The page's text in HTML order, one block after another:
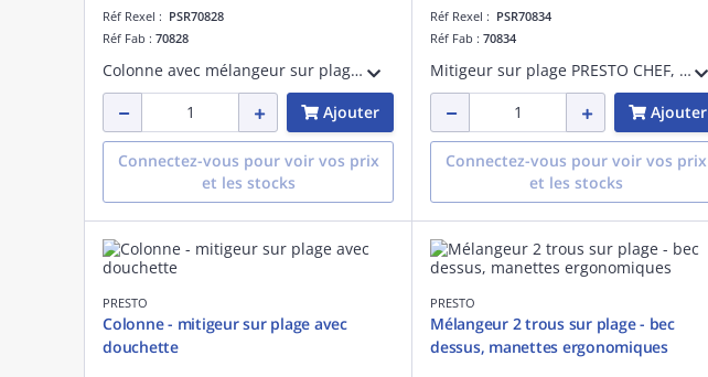
Réf Rexel : PSR70828
Réf Fab : 70828
Colonne avec mélangeur sur plage 2 trous, et douchette ergonomique 2 jets réglable. Hauteur de fixeation: 582 mm par rapport au corps. Support mural réglable. Tête céramique 1/4 de tour plein débit. Douchette 12L/Min à 3 bar. Bec lg 300 mm
Ajouter
Connectez-vous pour voir vos prix
et les stocks
Réf Rexel : PSR70834
Réf Fab : 70834
Mitigeur sur plage PRESTO CHEF, monotrou avec bec par-dessus. Commande au coude latérale, pour gain d'espace. Hauteur sous bec 276 mm. Saillie 250 mm. Bec orientable lisse. Cartouche céramique. Débit 25L/min à 38°C à 3 bar
Ajouter
Connectez-vous pour voir vos prix
et les stocks
PRESTO
Colonne - mitigeur sur plage avec
douchette
PRESTO
Mélangeur 2 trous sur plage - bec
dessus, manettes ergonomiques